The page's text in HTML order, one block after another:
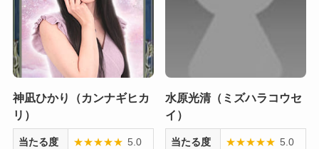
神凪ひかり（カンナギヒカ
リ）
当たる度 ★★★★★ 5.0
水原光清（ミズハラコウセ
イ）
当たる度 ★★★★★ 5.0